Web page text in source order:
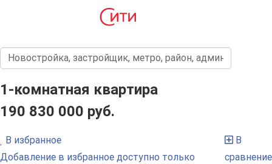
1-комнатная квартира
190 830 000 руб.
В избранное
Добавление в избранное доступно только
В
сравнение